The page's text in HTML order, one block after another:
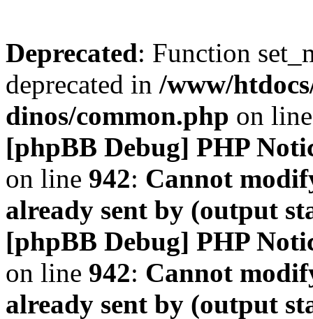
Deprecated: Function
deprecated in /www/
dinos/common.php on
[phpBB Debug] PHP
on line 942: Cannot
already sent by (output
[phpBB Debug] PHP
on line 942: Cannot
already sent by (output